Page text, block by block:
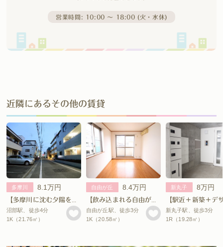
営業時間: 10:00 〜 18:00 (火・水休)
近隣にあるその他の賃貸
多摩川 8.1万円
沼部駅、徒歩4分
1K（21.76㎡）
自由が丘 8.4万円
自由が丘駅、徒歩3分
1K（20.58㎡）
新丸子 8万円
新丸子駅、徒歩3分
1R（19.28㎡）